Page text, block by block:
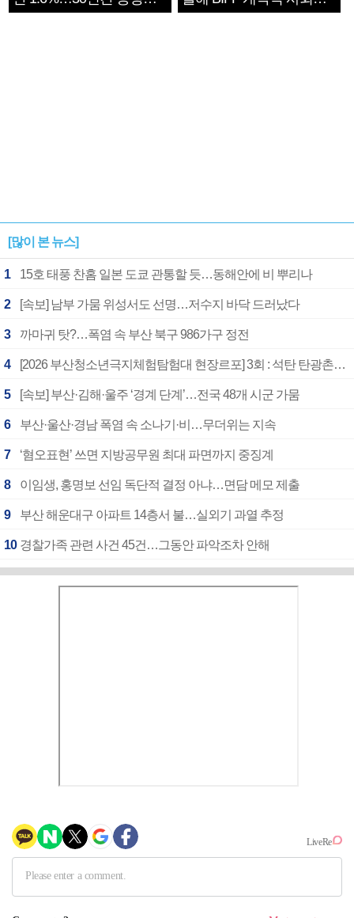
1182개팀 전수조사
확정
[많이 본 뉴스]
1 15호 태풍 찬홈 일본 도쿄 관통할 듯…동해안에 비 뿌리나
2 [속보] 남부 가뭄 위성서도 선명…저수지 바닥 드러났다
3 까마귀 탓?…폭염 속 부산 북구 986가구 정전
4 [2026 부산청소년극지체험탐험대 현장르포] 3회 : 석탄 탄광촌에서 북극 연구의 중심지로
5 [속보] 부산·김해·울주 ‘경계 단계’…전국 48개 시군 가뭄
6 부산·울산·경남 폭염 속 소나기·비…무더위는 지속
7 ‘혐오표현’ 쓰면 지방공무원 최대 파면까지 중징계
8 이임생, 홍명보 선임 독단적 결정 아냐…면담 메모 제출
9 부산 해운대구 아파트 14층서 불…실외기 과열 추정
10 경찰가족 관련 사건 45건…그동안 파악조차 안해